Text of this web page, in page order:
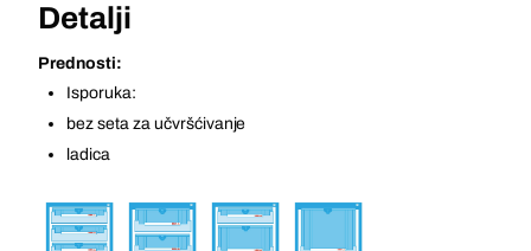
Detalji
Prednosti:
Isporuka:
bez seta za učvršćivanje
ladica